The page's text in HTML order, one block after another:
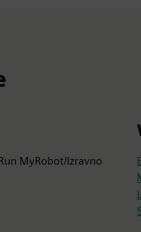
MyRobot/Izravno